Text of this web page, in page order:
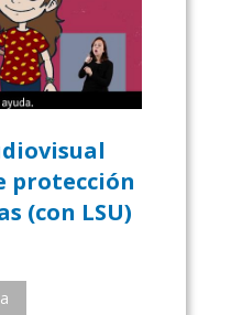
protección
(con LSU)